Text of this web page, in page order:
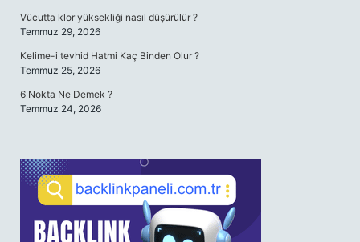
Vücutta klor yüksekliği nasıl düşürülür ?
Temmuz 29, 2026
Kelime-i tevhid Hatmi Kaç Binden Olur ?
Temmuz 25, 2026
6 Nokta Ne Demek ?
Temmuz 24, 2026